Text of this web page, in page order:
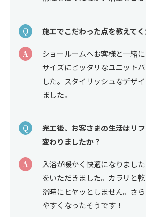
Q 施工でこだわった点を教えてく
A
ショールームへお客様と一緒
サイズにピッタリなユニット
した。スタイリッシュなデザ
ました。
Q
完工後、お客さまの生活はリ
変わりましたか？
A
入浴が暖かく快適になりまし
をいただきました。カラリと
浴時にヒヤッとしません。さ
やすくなったそうです！